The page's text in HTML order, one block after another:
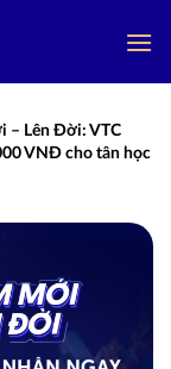
– Lên Đời: VTC
VNĐ cho tân học